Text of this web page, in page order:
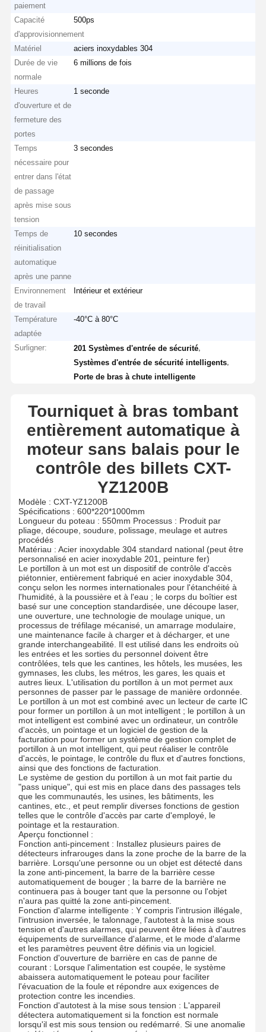
À La Maison Produits
À Propos De
Nous
Visite De
L'usine
Contrôle De
La Qualité
Nous
Contacter
Nouvelles Les Affaires
Demandez
Un Devis
Porte de tourniquet de trépied
Porte de barrière d'oscillation
Plein tourniquet de taille
Créneau de vitesse
paiement
Capacité
d'approvisionnement
500ps
Matériel
aciers inoxydables 304
Durée de vie
normale
6 millions de fois
Heures
d'ouverture et de
fermeture des
portes
1 seconde
Temps
nécessaire pour
entrer dans l'état
de passage
après mise sous
tension
3 secondes
Temps de
réinitialisation
automatique
après une panne
10 secondes
Environnement
de travail
Intérieur et extérieur
Température
adaptée
-40°C à 80°C
Surligner: 201 Systèmes d'entrée de sécurité
Systèmes d'entrée de sécurité intelligents
Porte de bras à chute intelligente
Tourniquet à bras tombant
entièrement automatique à
moteur sans balais pour le
contrôle des billets CXT-
YZ1200B
Modèle : CXT-YZ1200B
Spécifications : 600*220*1000mm
Longueur du poteau : 550mm Processus : Produit par
pliage, découpe, soudure, polissage, meulage et autres
procédés
Matériau : Acier inoxydable 304 standard national (peut être
personnalisé en acier inoxydable 201, peinture fer)
Le portillon à un mot est un dispositif de contrôle d'accès
piétonnier, entièrement fabriqué en acier inoxydable 304,
conçu selon les normes internationales pour l'étanchéité à
l'humidité, à la poussière et à l'eau ; le corps du boîtier est
basé sur une conception standardisée, une découpe laser,
une ouverture, une technologie de moulage unique, un
processus de tréfilage mécanisé, un amarrage modulaire,
une maintenance facile à charger et à décharger, et une
grande interchangeabilité. Il est utilisé dans les endroits où
les entrées et les sorties du personnel doivent être
contrôlées, tels que les cantines, les hôtels, les musées, les
gymnases, les clubs, les métros, les gares, les quais et
autres lieux. L'utilisation du portillon à un mot permet aux
personnes de passer par le passage de manière ordonnée.
Le portillon à un mot est combiné avec un lecteur de carte IC
pour former un portillon à un mot intelligent ; le portillon à un
mot intelligent est combiné avec un ordinateur, un contrôle
d'accès, un pointage et un logiciel de gestion de la
facturation pour former un système de gestion complet de
portillon à un mot intelligent, qui peut réaliser le contrôle
d'accès, le pointage, le contrôle du flux et d'autres fonctions,
ainsi que des fonctions de facturation.
Le système de gestion du portillon à un mot fait partie du
"pass unique", qui est mis en place dans des passages tels
que les communautés, les usines, les bâtiments, les
cantines, etc., et peut remplir diverses fonctions de gestion
telles que le contrôle d'accès par carte d'employé, le
pointage et la restauration.
Aperçu fonctionnel :
Fonction anti-pincement : Installez plusieurs paires de
détecteurs infrarouges dans la zone proche de la barre de la
barrière. Lorsqu'une personne ou un objet est détecté dans
la zone anti-pincement, la barre de la barrière cesse
automatiquement de bouger ; la barre de la barrière ne
continuera pas à bouger tant que la personne ou l'objet
n'aura pas quitté la zone anti-pincement.
Fonction d'alarme intelligente : Y compris l'intrusion illégale,
l'intrusion inversée, le talonnage, l'autotest à la mise sous
tension et d'autres alarmes, qui peuvent être liées à d'autres
équipements de surveillance d'alarme, et le mode d'alarme
et les paramètres peuvent être définis via un logiciel.
Fonction d'ouverture de barrière en cas de panne de
courant : Lorsque l'alimentation est coupée, le système
abaissera automatiquement le poteau pour faciliter
l'évacuation de la foule et répondre aux exigences de
protection contre les incendies.
Fonction d'autotest à la mise sous tension : L'appareil
détectera automatiquement si la fonction est normale
lorsqu'il est mis sous tension ou redémarré. Si une anomalie